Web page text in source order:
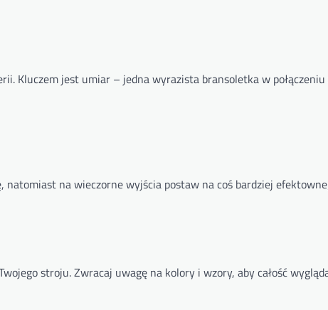
Kluczem jest umiar – jedna wyrazista bransoletka w
na wieczorne wyjścia postaw na coś bardziej
stroju. Zwracaj uwagę na kolory i wzory, aby całość